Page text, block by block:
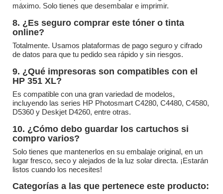
máximo. Solo tienes que desembalar e imprimir.
8. ¿Es seguro comprar este tóner o tinta
online?
Totalmente. Usamos plataformas de pago seguro y cifrado
de datos para que tu pedido sea rápido y sin riesgos.
9. ¿Qué impresoras son compatibles con el
HP 351 XL?
Es compatible con una gran variedad de modelos,
incluyendo las series HP Photosmart C4280, C4480, C4580,
D5360 y Deskjet D4260, entre otras.
10. ¿Cómo debo guardar los cartuchos si
compro varios?
Solo tienes que mantenerlos en su embalaje original, en un
lugar fresco, seco y alejados de la luz solar directa. ¡Estarán
listos cuando los necesites!
Categorías a las que pertenece este producto: